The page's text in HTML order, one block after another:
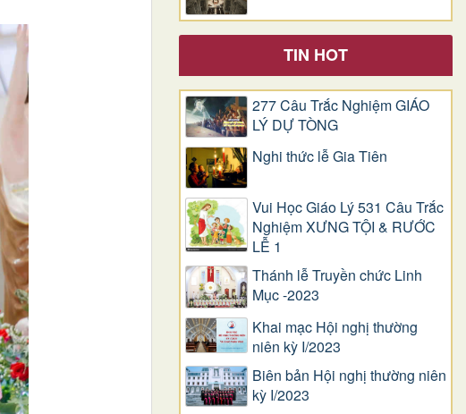
TIN HOT
277 Câu Trắc Nghiệm GIÁO
LÝ DỰ TÒNG
Nghi thức lễ Gia Tiên
Vui Học Giáo Lý 531 Câu Trắc
Nghiệm XƯNG TỘI & RƯỚC
LỄ 1
Thánh lễ Truyền chức Linh
Mục -2023
Khai mạc Hội nghị thường
niên kỳ I/2023
Biên bản Hội nghị thường niên
kỳ I/2023